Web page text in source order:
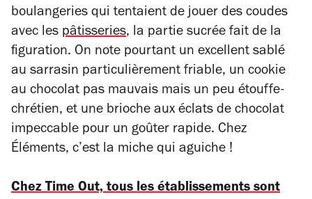
boulangeries qui tentaient de jouer des coudes
avec les pâtisseries, la partie sucrée fait de la
figuration. On note pourtant un excellent sablé
au sarrasin particulièrement friable, un cookie
au chocolat pas mauvais mais un peu étouffe-
chrétien, et une brioche aux éclats de chocolat
impeccable pour un goûter rapide. Chez
Éléments, c’est la miche qui aguiche !
Chez Time Out, tous les établissements sont